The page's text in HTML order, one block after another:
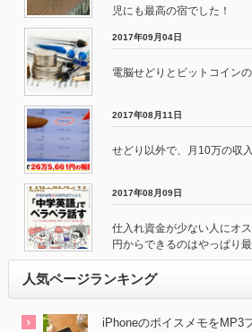
児にも最高の宿でした！
2017年09月04日
電脳せどりとビットコイン
2017年08月11日
せどり以外で、月10万の収
2017年08月09日
仕入れ資金が少ない人にオ
円からできるのはやっぱり最
人気ページランキング
iPhoneのボイスメモをMP3